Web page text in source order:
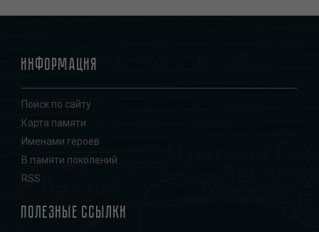
Информация
Поиск по сайту
Карта памяти
Именами героев
В памяти поколений
RSS
Полезные ссылки